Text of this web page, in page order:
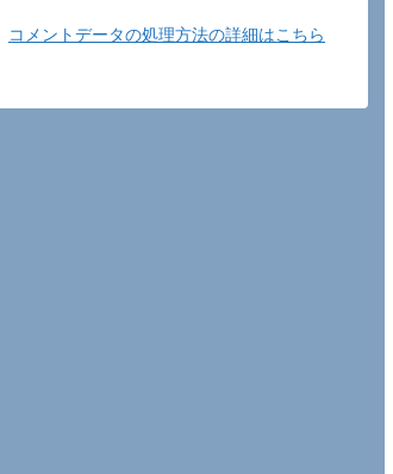
コメントデータの処理方法の詳細はこちら